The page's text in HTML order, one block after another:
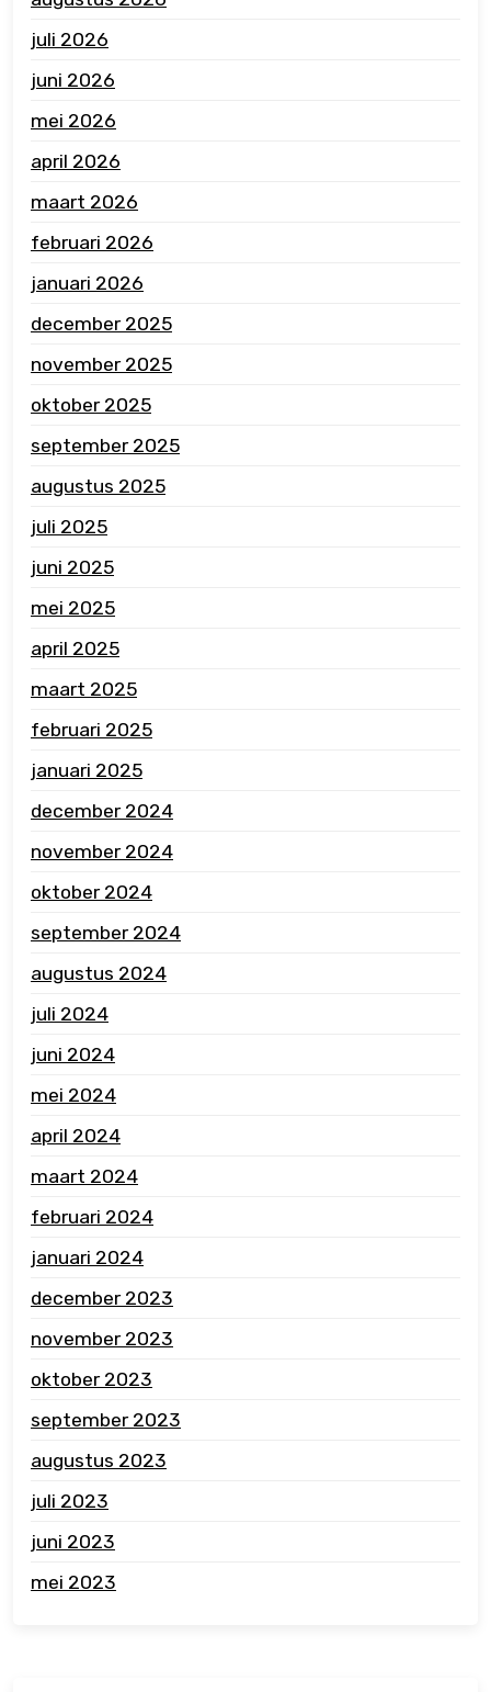
juli 2026
juni 2026
mei 2026
april 2026
maart 2026
februari 2026
januari 2026
december 2025
november 2025
oktober 2025
september 2025
augustus 2025
juli 2025
juni 2025
mei 2025
april 2025
maart 2025
februari 2025
januari 2025
december 2024
november 2024
oktober 2024
september 2024
augustus 2024
juli 2024
juni 2024
mei 2024
april 2024
maart 2024
februari 2024
januari 2024
december 2023
november 2023
oktober 2023
september 2023
augustus 2023
juli 2023
juni 2023
mei 2023